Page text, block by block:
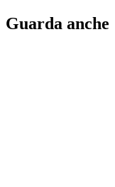
Guarda anche